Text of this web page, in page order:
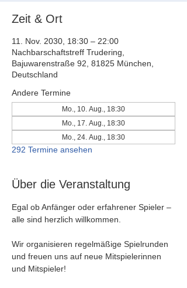
Zeit & Ort
11. Nov. 2030, 18:30 – 22:00
Nachbarschaftstreff Trudering,
Bajuwarenstraße 92, 81825 München,
Deutschland
Andere Termine
Mo., 10. Aug., 18:30
Mo., 17. Aug., 18:30
Mo., 24. Aug., 18:30
292 Termine ansehen
Über die Veranstaltung
Egal ob Anfänger oder erfahrener Spieler –
alle sind herzlich willkommen.
Wir organisieren regelmäßige Spielrunden
und freuen uns auf neue Mitspielerinnen
und Mitspieler!